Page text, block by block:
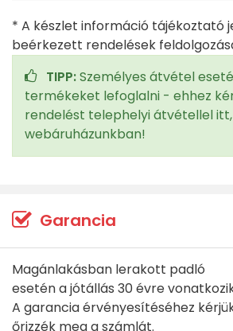
* A készlet információ tájékoztató
beérkezett rendelések
TIPP:Személyes átvétel
termékeket lefoglalni - ehhez
rendelést telephelyi átvétellel itt,
webáruházunkban!
Garancia
Magánlakásban lerakott padló
esetén a jótállás 30 évre
A garancia érvényesítéséhez
őrizzék meg a számlát.